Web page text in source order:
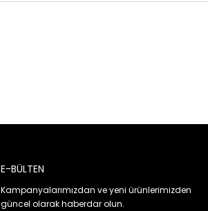
E-BÜLTEN
Kampanyalarımızdan ve yeni ürünlerimizden
güncel olarak haberdar olun.